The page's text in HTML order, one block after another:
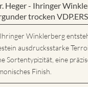
Heger - Ihringer
trocken
Winklerberg
ausdrucksstarke
Sortentypizität, eine
Finish.